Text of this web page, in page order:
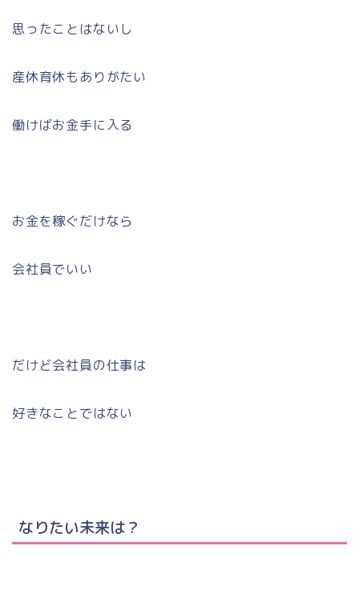
思ったことはないし
産休育休もありがたい
働けばお金手に入る
お金を稼ぐだけなら
会社員でいい
だけど会社員の仕事は
好きなことではない
なりたい未来は？